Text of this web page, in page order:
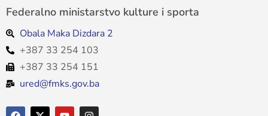
Federalno ministarstvo kulture i sporta
Obala Maka Dizdara 2
+387 33 254 103
+387 33 254 151
ured@fmks.gov.ba